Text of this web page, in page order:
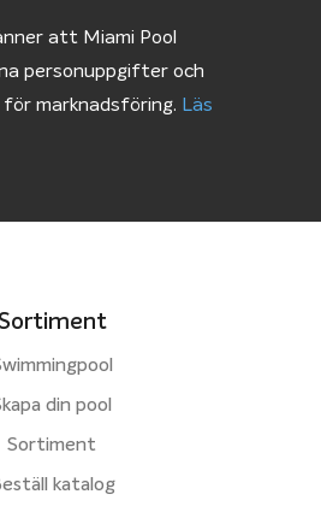
att Miami Pool
personuppgifter och
för marknadsföring. Läs
din pool
Sortiment
katalog